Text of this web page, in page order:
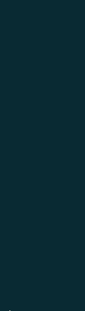
《在希望中得
美崙進教之佑